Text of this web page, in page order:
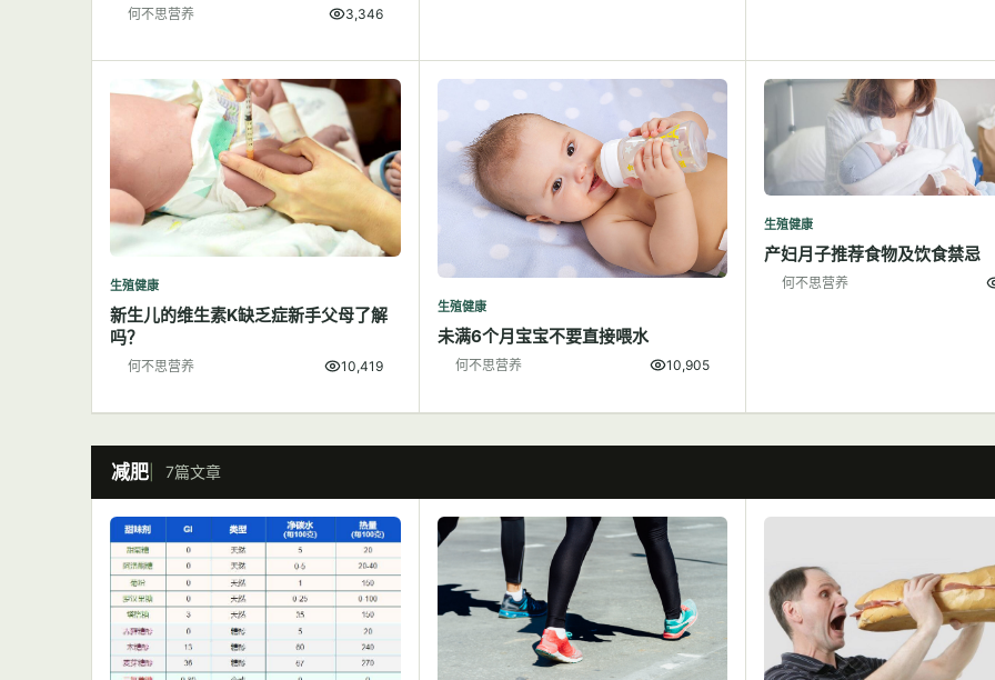
何不思营养 3,346
生殖健康
新生儿的维生素K缺乏症新手父母了解
吗？
何不思营养 10,419
生殖健康
未满6个月宝宝不要直接喂水
何不思营养 10,905
生殖健康
产妇月子推荐食物及饮食禁忌
何不思营养
减肥 7篇文章